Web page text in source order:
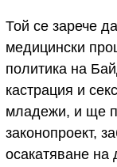
Той се зарече
медицински
политика на
кастрация и
младежи, и ще
законопроект,
осакатяване